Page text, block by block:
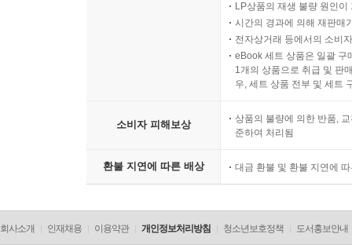
LP상품의 재생 불량 원인
시간의 경과에 의해 재판매
전자상거래 등에서의 소비
eBook 세트 상품은 일괄 구
1개의 상품으로 취급 및 판
우, 세트 상품 전부 및 세트
소비자 피해보상
상품의 불량에 의한 반품,
준하여 처리됨
환불 지연에 따른 배상 대금 환불 및 환불 지연에
회사소개 인재채용 이용약관 개인정보처리방침 청소년보호정책 도서홍보안내